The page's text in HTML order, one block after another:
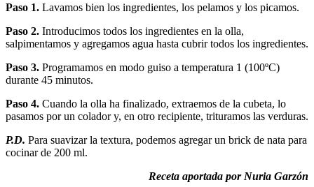
Paso 1. Lavamos bien los ingredientes, los pelamos y los picamos.
Paso 2. Introducimos todos los ingredientes en la olla,
salpimentamos y agregamos agua hasta cubrir todos los ingredientes.
Paso 3. Programamos en modo guiso a temperatura 1 (100ºC)
durante 45 minutos.
Paso 4. Cuando la olla ha finalizado, extraemos de la cubeta, lo
pasamos por un colador y, en otro recipiente, trituramos las verduras.
P.D. Para suavizar la textura, podemos agregar un brick de nata para
cocinar de 200 ml.
Receta aportada por Nuria Garzón